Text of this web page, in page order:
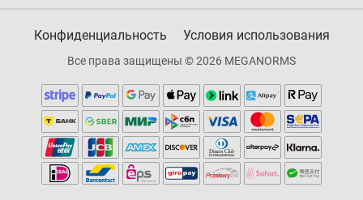
Конфиденциальность Условия использования
Все права защищены © 2026 MEGANORMS